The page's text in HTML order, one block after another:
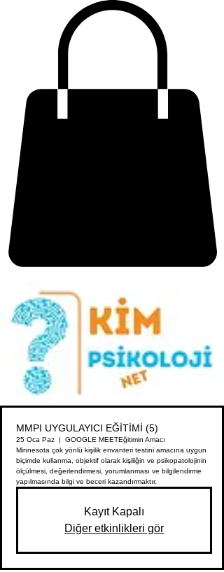
MMPI UYGULAYICI EĞİTİMİ (5)
25 Oca Paz
  |
GOOGLE MEETEğitimin Amacı
Minnesota çok yönlü kişilik envanteri testini amacına uygun
biçimde kullanma, objektif olarak kişiliğin ve psikopatolojinin
ölçülmesi, değerlendirmesi, yorumlanması ve bilgilendirme
yapılmasında bilgi ve beceri kazandırmaktır.
Kayıt Kapalı
Diğer etkinlikleri gör